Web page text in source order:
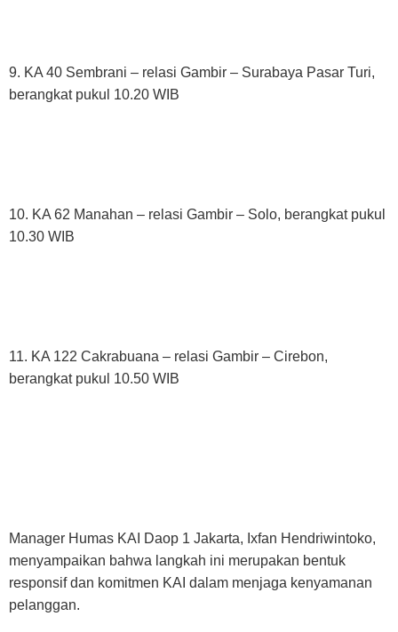
9. KA 40 Sembrani – relasi Gambir – Surabaya Pasar Turi,
berangkat pukul 10.20 WIB
10. KA 62 Manahan – relasi Gambir – Solo, berangkat pukul
10.30 WIB
11. KA 122 Cakrabuana – relasi Gambir – Cirebon,
berangkat pukul 10.50 WIB
Manager Humas KAI Daop 1 Jakarta, Ixfan Hendriwintoko,
menyampaikan bahwa langkah ini merupakan bentuk
responsif dan komitmen KAI dalam menjaga kenyamanan
pelanggan.